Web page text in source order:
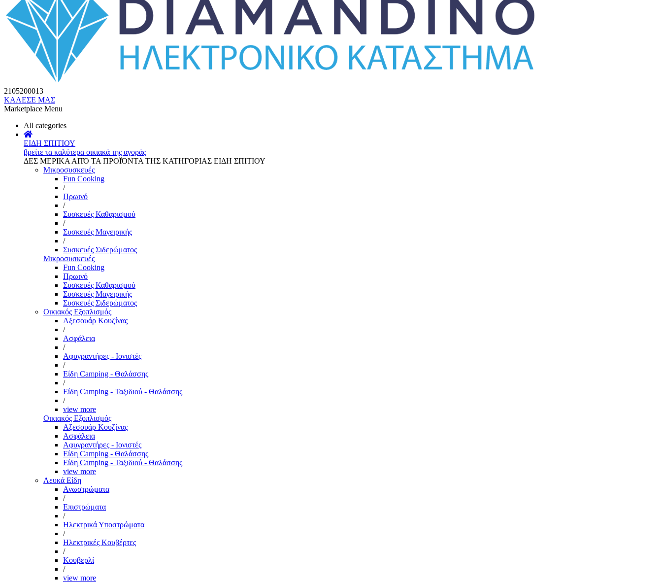
2105200013
ΚΑΛΕΣΕ ΜΑΣ
Marketplace Menu
All categories
ΕΙΔΗ ΣΠΙΤΙΟΥ
βρείτε τα καλύτερα οικιακά της αγοράς
ΔΕΣ ΜΕΡΙΚΑ ΑΠΌ ΤΑ ΠΡΟΪΌΝΤΑ ΤΗΣ ΚΑΤΗΓΟΡΙΑΣ ΕΙΔΗ ΣΠΙΤΙΟΥ
Μικροσυσκευές
Fun Cooking
/
Πρωινό
/
Συσκευές Καθαρισμού
/
Συσκευές Μαγειρικής
/
Συσκευές Σιδερώματος
Μικροσυσκευές
Fun Cooking
Πρωινό
Συσκευές Καθαρισμού
Συσκευές Μαγειρικής
Συσκευές Σιδερώματος
Οικιακός Εξοπλισμός
Αξεσουάρ Κουζίνας
/
Ασφάλεια
/
Αφυγραντήρες - Ιονιστές
/
Είδη Camping - Θαλάσσης
/
Είδη Camping - Ταξιδιού - Θαλάσσης
/
view more
Οικιακός Εξοπλισμός
Αξεσουάρ Κουζίνας
Ασφάλεια
Αφυγραντήρες - Ιονιστές
Είδη Camping - Θαλάσσης
Είδη Camping - Ταξιδιού - Θαλάσσης
view more
Λευκά Είδη
Ανωστρώματα
/
Επιστρώματα
/
Ηλεκτρικά Υποστρώματα
/
Ηλεκτρικές Κουβέρτες
/
Κουβερλί
/
view more